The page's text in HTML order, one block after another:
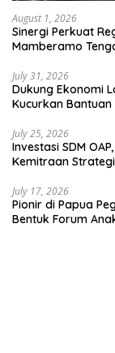
August 1, 2026
Sinergi Perkuat
Mamberamo
July 31, 2026
Dukung Ekonomi
Kucurkan
July 25, 2026
Investasi SDM
Kemitraan
July 17, 2026
Pionir di Papua
Bentuk Forum